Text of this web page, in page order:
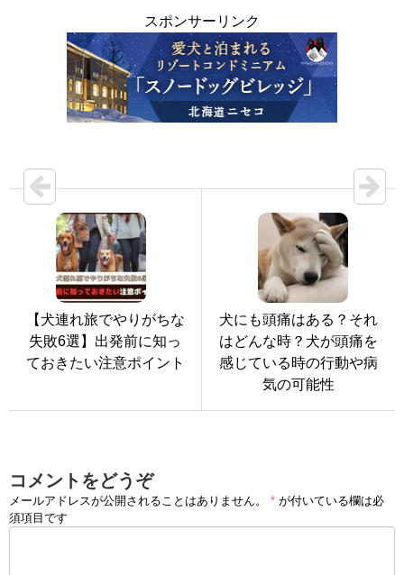
スポンサーリンク
【犬連れ旅でやりがちな
失敗6選】出発前に知っ
ておきたい注意ポイント
犬にも頭痛はある？それ
はどんな時？犬が頭痛を
感じている時の行動や病
気の可能性
コメントをどうぞ
メールアドレスが公開されることはありません。 * が付いている欄は必
須項目です